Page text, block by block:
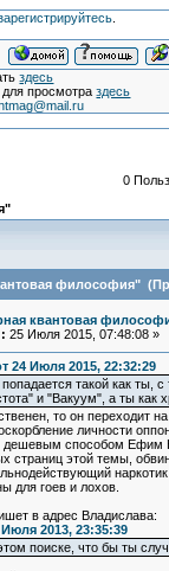
.
здесь
для просмотраздесь
0
философия"
квантовая
25 Июля 2015, 07:48:08 »
24 Июля 2015, 22:32:29
такой как ты,
и "Вакуум", а ты как
то он переходит
личности
способом Ефим
страниц этой темы,
для гоев и лохов.
в адрес Владислава:
2013, 23:35:39
поиске, что бы ты